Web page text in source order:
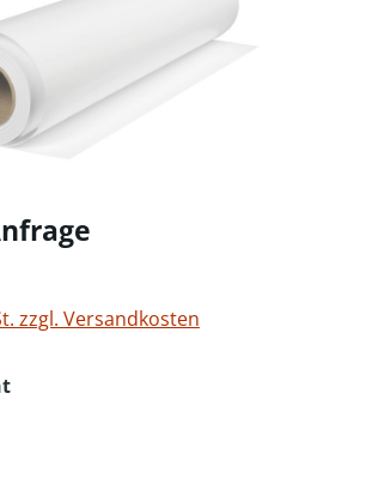
zzgl. Versandkosten
auswählen